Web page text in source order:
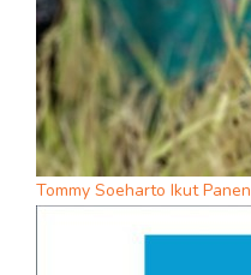
Tommy Soeharto Ikut